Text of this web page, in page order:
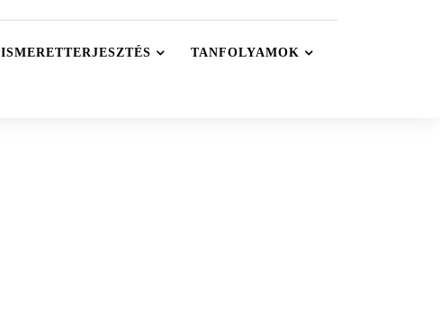
ISMERETTERJESZTÉS TANFOLYAMOK